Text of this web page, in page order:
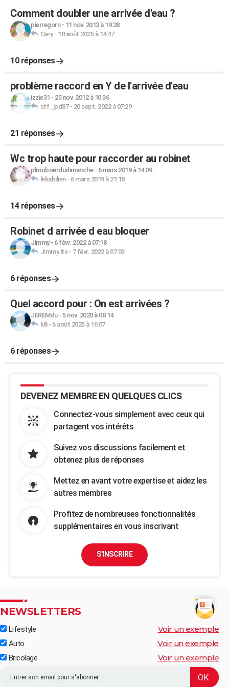
Comment doubler une arrivée d'eau ?
pierregorn- 11 nov. 2013 à 19:28
Gary- 18 août 2025 à 14:47
10 réponses
problème raccord en Y de l'arrivée d'eau
izzie31 - 25 nov. 2012 à 10:36
stf_jpd87- 20 sept. 2022 à 07:29
21 réponses
Wc trop haute pour raccorder au robinet
plmoboerdudimanche- 6 mars 2019 à 14:09
lekabilien- 6 mars 2019 à 21:18
14 réponses
Robinet d arrivée d eau bloquer
Jimmy- 6 févr. 2022 à 07:18
Jimmy.lts- 7 févr. 2022 à 07:03
6 réponses
Quel accord pour : On est arrivées ?
JEREMdu- 5 nov. 2020 à 08:14
kili- 6 août 2025 à 16:07
6 réponses
DEVENEZ MEMBRE EN QUELQUES CLICS
Connectez-vous simplement avec ceux qui
partagent vos intérêts
Suivez vos discussions facilement et
obtenez plus de réponses
Mettez en avant votre expertise et aidez les
autres membres
Profitez de nombreuses fonctionnalités
supplémentaires en vous inscrivant
S'INSCRIRE
NEWSLETTERS
Lifestyle Voir un exemple
Auto Voir un exemple
Bricolage Voir un exemple